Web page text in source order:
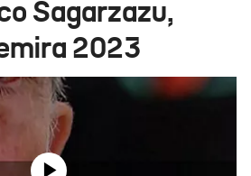
Ikusmiran
Eguraldia
Sagarzazu,
2023